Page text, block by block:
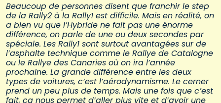
Beaucoup de personnes disent que franchir le step
de la Rally2 à la Rally1 est difficile. Mais en réalité, on
a bien vu que l’Hybride ne fait pas une énorme
différence, on parle de une ou deux secondes par
spéciale. Les Rally1 sont surtout avantagées sur de
l’asphalte technique comme le Rallye de Catalogne
ou le Rallye des Canaries où on ira l’année
prochaine. La grande différence entre les deux
types de voitures, c’est l’aérodynamisme. Le cerner
prend un peu plus de temps. Mais une fois que c’est
fait, ça nous permet d’aller plus vite et d’avoir une